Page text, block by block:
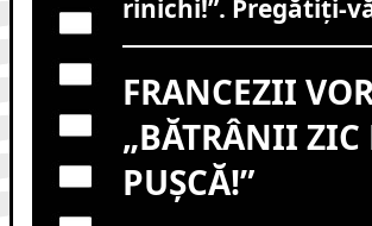
rinichi!”. Pregătiți-
FRANCEZII
„BĂTRÂNII ZIC
PUȘCĂ!”